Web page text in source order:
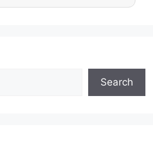
Search